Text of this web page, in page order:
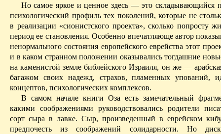
Но самое яркое и ценное здесь — это складывающийся
психологический профиль тех поколений, которые не
в реализации «сионистского проекта», сколько попросту
период ее становления. Особенно впечатляюще автор
ненормального состояния европейского еврейства этот
и в каком странном положении оказывались тогдашние
на каменистой земле библейского Израиля, он же —
багажом своих надежд, страхов, пламенных упований,
концептов, психологических комплексов.
В самом начале книги Озаесть замечательный
какими соображениями руководствовались родители
сорт сыра в лавке. Сыр, произведенный в еврейском
предпочесть из соображений солидарности. Но